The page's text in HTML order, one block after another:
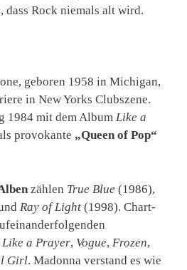
dass Rock niemals alt wird.
geboren 1958 in Michigan,
in New Yorks Clubszene.
1984 mit dem Album Like a
provokante „Queen of Pop“
zählen True Blue (1986),
Ray of Light (1998). Chart-
Like a Prayer, Vogue, Frozen,
Girl. Madonna verstand es wie